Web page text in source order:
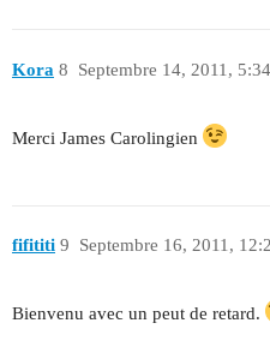
Kora Septembre 14, 2011, 5:34
8
Merci James Carolingien
fifititi Septembre 16, 2011,
9
Bienvenu avec un peut de retard.